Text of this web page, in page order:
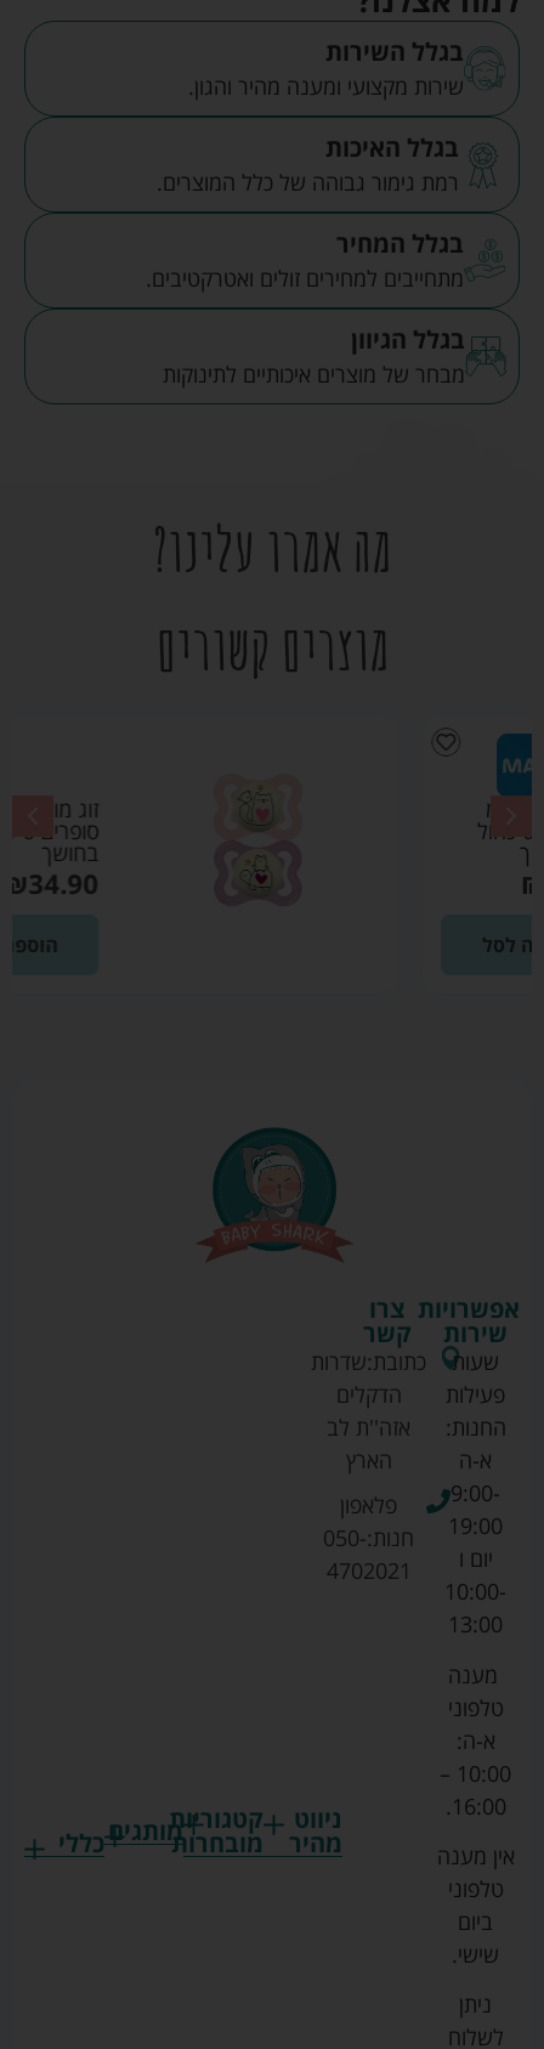
בגלל השירות
שירות מקצועי ומענה מהיר והגון.
בגלל האיכות
רמת גימור גבוהה של כלל המוצרים.
בגלל המחיר
מתחייבים למחירים זולים ואטרקטיבים.
בגלל הגיוון
מבחר של מוצרים איכותיים לתינוקות
מה אמרו עלינו?
מוצרים קשורים
זוג מוצצים מאמ
סופרים 0-6 ורוד זוהר
ניווט
מהיר
קטגוריות
מובחרותמותגים
גרקו
כללי
צרו
קשר
כתובת:שדרות
הדקלים
אזה''ת לב
הארץ
פלאפון
חנות:050-
4702021
אפשרויות
שירות
שעות
פעילות
החנות:
א-ה
9:00-
19:00
יום ו
10:00-
13:00
מענה
טלפוני
א-ה:
10:00 –
16:00.
אין מענה
טלפוני
ביום
שישי.
ניתן
לשלוח